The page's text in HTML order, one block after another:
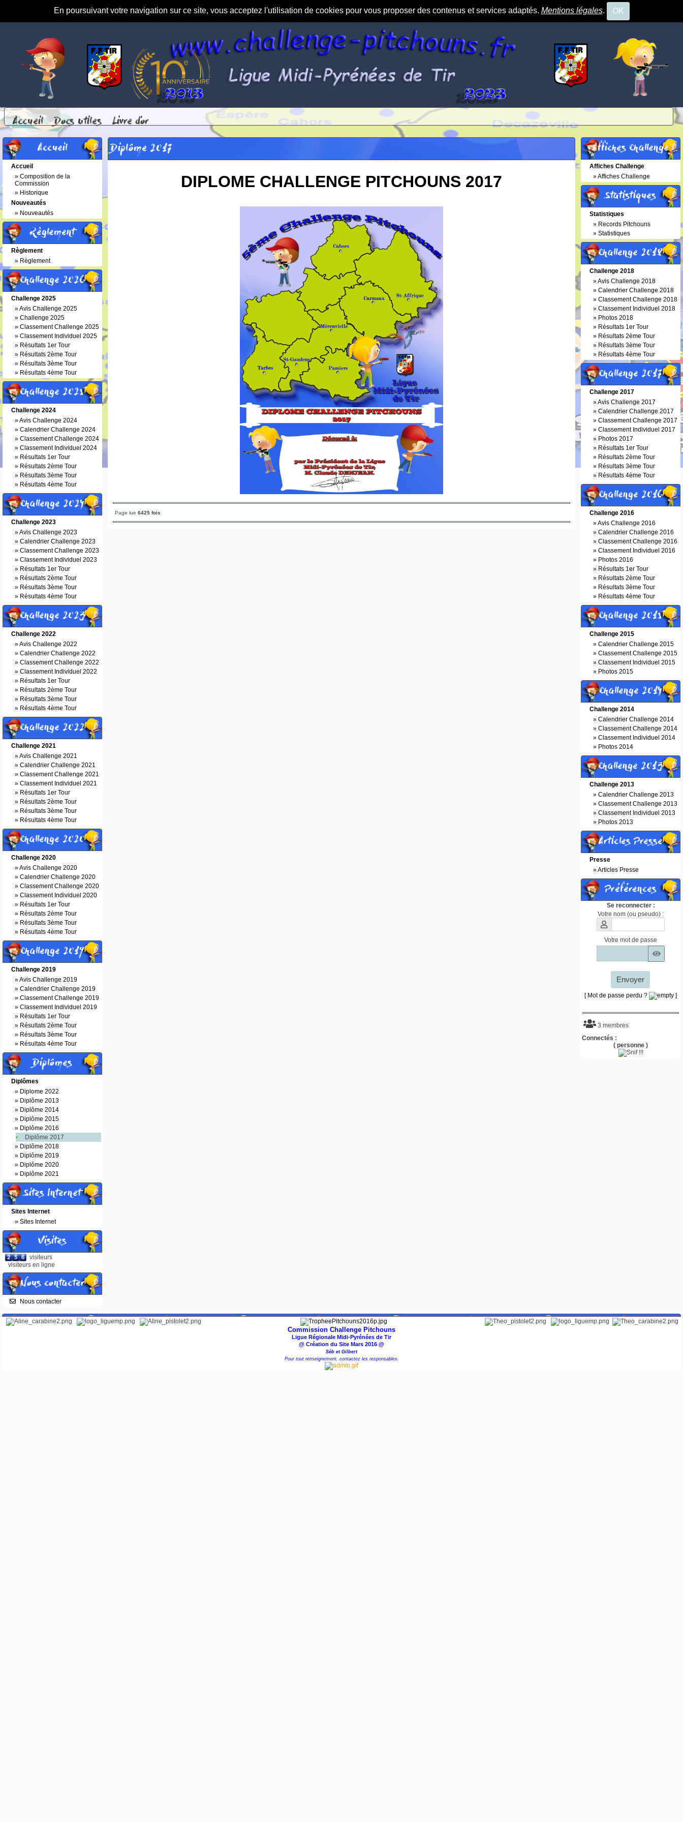
En poursuivant votre navigation sur ce site, vous acceptez l'utilisation de cookies pour vous proposer des contenus et services adaptés. Mentions légales. OK
Accueil Docs Utiles Livre d'or
Accueil
Accueil
» Composition de la
Commission
» Historique
Nouveautés
» Nouveautés
Règlement
Règlement
» Règlement
Challenge 2026
Challenge 2025
»Avis Challenge 2025
» Challenge 2025
» Classement Challenge 2025
» Classement Individuel 2025
» Résultats 1er Tour
» Résultats 2ème Tour
» Résultats 3ème Tour
» Résultats 4ème Tour
Challenge 2025
Challenge 2024
»Avis Challenge 2024
» Calendrier Challenge 2024
» Classement Challenge 2024
» Classement Individuel 2024
» Résultats 1er Tour
» Résultats 2ème Tour
» Résultats 3ème Tour
» Résultats 4ème Tour
Challenge 2024
Challenge 2023
»Avis Challenge 2023
» Calendrier Challenge 2023
» Classement Challenge 2023
» Classement Individuel 2023
» Résultats 1er Tour
» Résultats 2ème Tour
» Résultats 3ème Tour
» Résultats 4ème Tour
Challenge 2023
Challenge 2022
»Avis Challenge 2022
» Calendrier Challenge 2022
» Classement Challenge 2022
» Classement Individuel 2022
» Résultats 1er Tour
» Résultats 2ème Tour
» Résultats 3ème Tour
» Résultats 4ème Tour
Challenge 2022
Challenge 2021
»Avis Challenge 2021
» Calendrier Challenge 2021
» Classement Challenge 2021
» Classement Individuel 2021
» Résultats 1er Tour
» Résultats 2ème Tour
» Résultats 3ème Tour
» Résultats 4ème Tour
Challenge 2020
Challenge 2020
»Avis Challenge 2020
» Calendrier Challenge 2020
» Classement Challenge 2020
» Classement Individuel 2020
» Résultats 1er Tour
» Résultats 2ème Tour
» Résultats 3ème Tour
» Résultats 4ème Tour
Challenge 2019
Challenge 2019
»Avis Challenge 2019
» Calendrier Challenge 2019
» Classement Challenge 2019
» Classement Individuel 2019
» Résultats 1er Tour
» Résultats 2ème Tour
» Résultats 3ème Tour
» Résultats 4ème Tour
Diplômes
Diplômes
» Diplome 2022
» Diplôme 2013
» Diplôme 2014
» Diplôme 2015
» Diplôme 2016
Diplôme 2017
» Diplôme 2018
» Diplôme 2019
» Diplôme 2020
» Diplôme 2021
Sites Internet
Sites Internet
» Sites Internet
Visites
visiteurs
visiteurs en ligne
Nous contacter
Nous contacter
Diplôme 2017
DIPLOME CHALLENGE PITCHOUNS 2017
Page lue 6425 fois
Affiches Challenge
Affiches Challenge
»Affiches Challenge
Statistiques
Statistiques
» Records Pitchouns
» Statistiques
Challenge 2018
Challenge 2018
»Avis Challenge 2018
» Calendrier Challenge 2018
» Classement Challenge 2018
» Classement Individuel 2018
» Photos 2018
» Résultats 1er Tour
» Résultats 2ème Tour
» Résultats 3ème Tour
» Résultats 4ème Tour
Challenge 2017
Challenge 2017
»Avis Challenge 2017
» Calendrier Challenge 2017
» Classement Challenge 2017
» Classement Individuel 2017
» Photos 2017
» Résultats 1er Tour
» Résultats 2ème Tour
» Résultats 3ème Tour
» Résultats 4ème Tour
Challenge 2016
Challenge 2016
»Avis Challenge 2016
» Calendrier Challenge 2016
» Classement Challenge 2016
» Classement Individuel 2016
» Photos 2016
» Résultats 1er Tour
» Résultats 2ème Tour
» Résultats 3ème Tour
» Résultats 4ème Tour
Challenge 2015
Challenge 2015
» Calendrier Challenge 2015
» Classement Challenge 2015
» Classement Individuel 2015
» Photos 2015
Challenge 2014
Challenge 2014
» Calendrier Challenge 2014
» Classement Challenge 2014
» Classement Individuel 2014
» Photos 2014
Challenge 2013
Challenge 2013
» Calendrier Challenge 2013
» Classement Challenge 2013
» Classement Individuel 2013
» Photos 2013
Articles Presse
Presse
»Articles Presse
Préférences
Se reconnecter :
Votre nom (ou pseudo) :
Votre mot de passe
Envoyer
[ Mot de passe perdu ? ]
3 membres
Connectés :
( personne )
Commission Challenge Pitchouns
Ligue Régionale Midi-Pyrénées de Tir
@ Création du Site Mars 2016 @
Séb et Gilbert
Pour tout renseignement, contactez les responsables.